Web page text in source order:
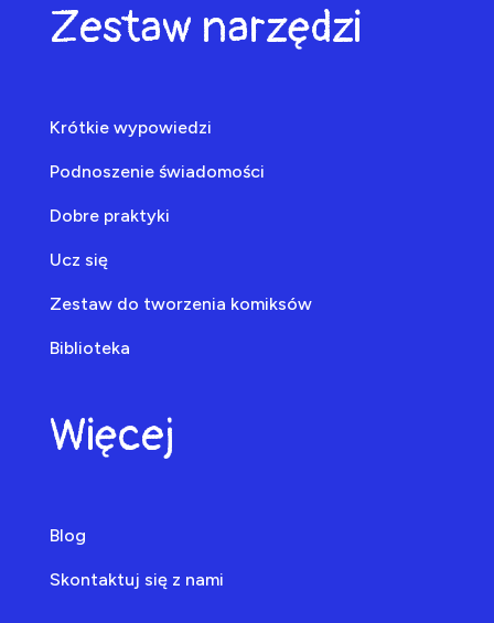
Zestaw narzędzi
Krótkie wypowiedzi
Podnoszenie świadomości
Dobre praktyki
Ucz się
Zestaw do tworzenia komiksów
Biblioteka
Więcej
Blog
Skontaktuj się z nami